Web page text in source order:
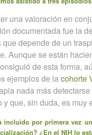
una valoración en
documentada fue la
depende de un
Aunque se están
de esta forma,
ejemplos de lacohorte
nada más
que, sin duda, es muy
incluido por primera vez
¿En el NIH lo